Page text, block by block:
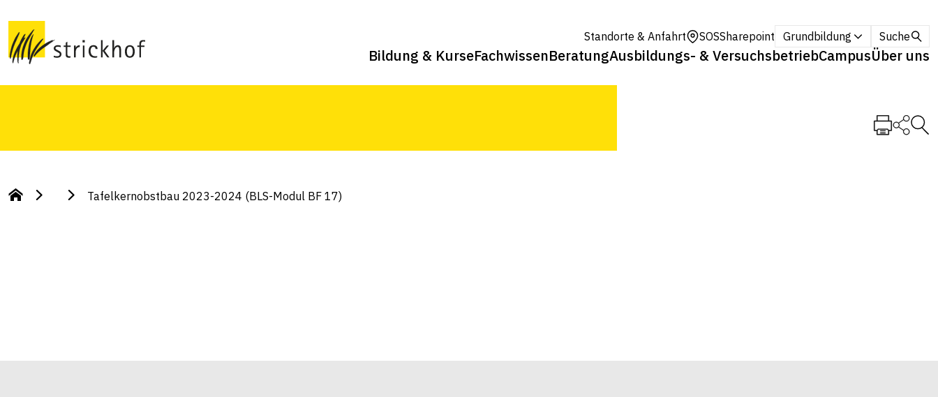
Standorte & Anfahrt SOSSharepoint Grundbildung Suche
Bildung & KurseFachwissenBeratungAusbildungs- & VersuchsbetriebCampusÜber uns
(BLS-Modul BF 17)
Tafelkernobstbau 2023-2024 (BLS-Modul BF 17)